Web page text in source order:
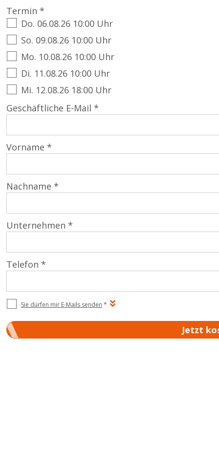
Termin *
Do. 06.08.26 10:00 Uhr
So. 09.08.26 10:00 Uhr
Mo. 10.08.26 10:00 Uhr
Di. 11.08.26 10:00 Uhr
Mi. 12.08.26 18:00 Uhr
Geschäftliche E-Mail *
Vorname *
Nachname *
Unternehmen *
Telefon *
Sie dürfen mir E-Mails senden *
Jetzt